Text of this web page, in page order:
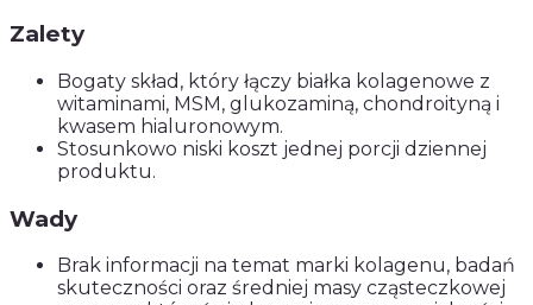
Zalety
Bogaty skład, który łączy białka kolagenowe z
witaminami, MSM, glukozaminą, chondroityną i
kwasem hialuronowym.
Stosunkowo niski koszt jednej porcji dziennej
produktu.
Wady
Brak informacji na temat marki kolagenu, badań
skuteczności oraz średniej masy cząsteczkowej